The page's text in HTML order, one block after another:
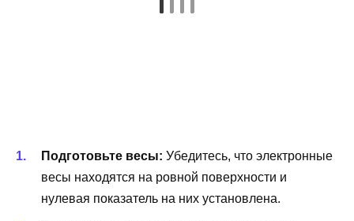
Подготовьте весы: Убедитесь, что электронные
весы находятся на ровной поверхности и
нулевая показатель на них установлена.